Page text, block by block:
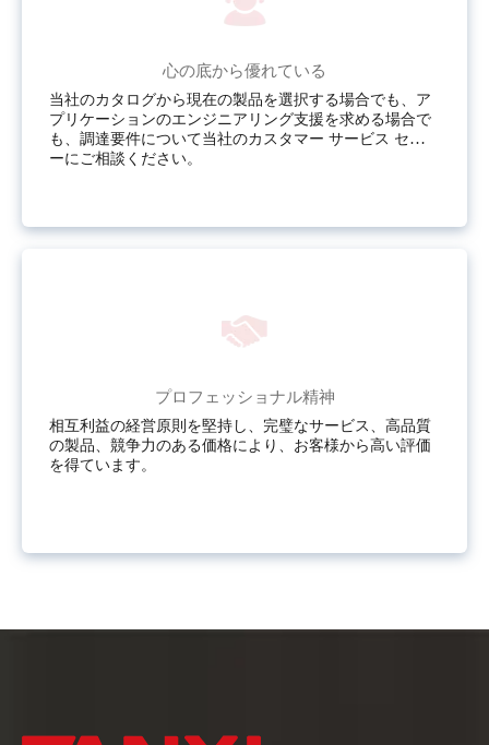
心の底から優れている
当社のカタログから現在の製品を選択する場合でも、ア
プリケーションのエンジニアリング支援を求める場合で
も、調達要件について当社のカスタマー サービス センタ
ーにご相談ください。
プロフェッショナル精神
相互利益の経営原則を堅持し、完璧なサービス、高品質
の製品、競争力のある価格により、お客様から高い評価
を得ています。